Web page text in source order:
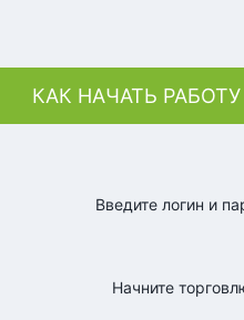
КАК НАЧАТЬ
Введите логин и
Начните